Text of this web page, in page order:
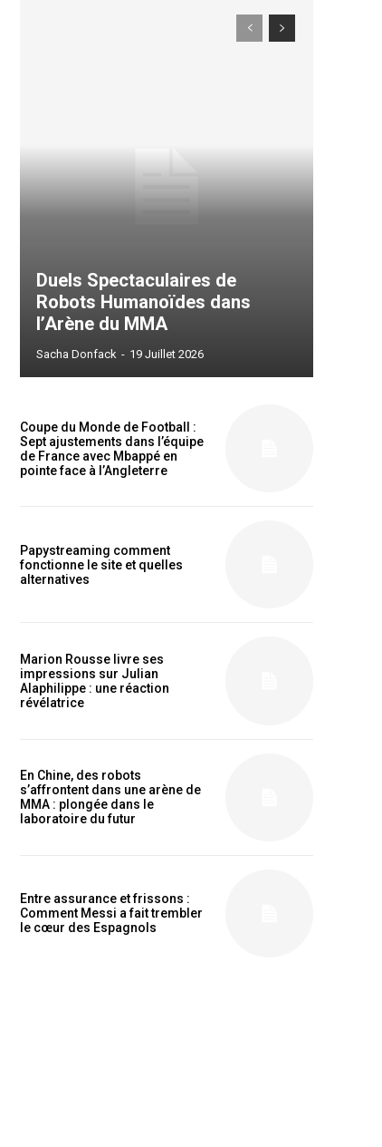
africaines
Duels Spectaculaires de
Robots Humanoïdes dans
l’Arène du MMA
Sacha Donfack - 19 Juillet 2026
Coupe du Monde de Football :
Sept ajustements dans l’équipe
de France avec Mbappé en
pointe face à l’Angleterre
Papystreaming comment
fonctionne le site et quelles
alternatives
Marion Rousse livre ses
impressions sur Julian
Alaphilippe : une réaction
révélatrice
En Chine, des robots
s’affrontent dans une arène de
MMA : plongée dans le
laboratoire du futur
Entre assurance et frissons :
Comment Messi a fait trembler
le cœur des Espagnols